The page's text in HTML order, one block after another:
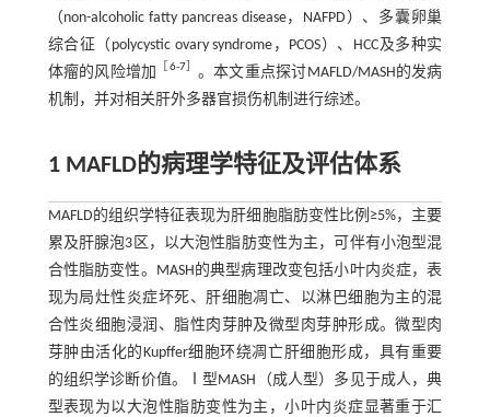
（non-alcoholic fatty pancreas disease，NAFPD）、多囊卵巢
综合征（polycystic ovary syndrome，PCOS）、HCC及多种实
体瘤的风险增加
［6-7］ 。本文重点探讨MAFLD/MASH的发病
机制，并对相关肝外多器官损伤机制进行综述。
1 MAFLD的病理学特征及评估体系
MAFLD的组织学特征表现为肝细胞脂肪变性比例≥5%，主要
累及肝腺泡3区，以大泡性脂肪变性为主，可伴有小泡型混
合性脂肪变性。MASH的典型病理改变包括小叶内炎症，表
现为局灶性炎症坏死、肝细胞凋亡、以淋巴细胞为主的混
合性炎细胞浸润、脂性肉芽肿及微型肉芽肿形成。微型肉
芽肿由活化的Kupffer细胞环绕凋亡肝细胞形成，具有重要
的组织学诊断价值。Ⅰ型MASH（成人型）多见于成人，典
型表现为以大泡性脂肪变性为主，小叶内炎症显著重于汇